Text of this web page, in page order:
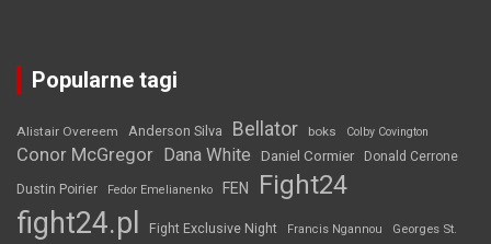
Popularne tagi
Alistair Overeem Anderson Silva Bellator boks Colby Covington
Conor McGregor Dana White Daniel Cormier Donald Cerrone
Dustin Poirier Fedor Emelianenko FEN Fight24
fight24.pl Fight Exclusive Night Francis Ngannou
Georges St.